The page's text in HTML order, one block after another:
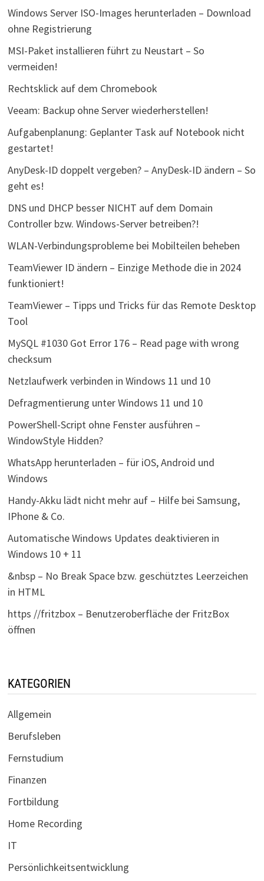
Windows Server ISO-Images herunterladen – Download
ohne Registrierung
MSI-Paket installieren führt zu Neustart – So
vermeiden!
Rechtsklick auf dem Chromebook
Veeam: Backup ohne Server wiederherstellen!
Aufgabenplanung: Geplanter Task auf Notebook nicht
gestartet!
AnyDesk-ID doppelt vergeben? – AnyDesk-ID ändern – So
geht es!
DNS und DHCP besser NICHT auf dem Domain
Controller bzw. Windows-Server betreiben?!
WLAN-Verbindungsprobleme bei Mobilteilen beheben
TeamViewer ID ändern – Einzige Methode die in 2024
funktioniert!
TeamViewer – Tipps und Tricks für das Remote Desktop
Tool
MySQL #1030 Got Error 176 – Read page with wrong
checksum
Netzlaufwerk verbinden in Windows 11 und 10
Defragmentierung unter Windows 11 und 10
PowerShell-Script ohne Fenster ausführen –
WindowStyle Hidden?
WhatsApp herunterladen – für iOS, Android und
Windows
Handy-Akku lädt nicht mehr auf – Hilfe bei Samsung,
IPhone & Co.
Automatische Windows Updates deaktivieren in
Windows 10 + 11
&nbsp – No Break Space bzw. geschütztes Leerzeichen
in HTML
https //fritzbox – Benutzeroberfläche der FritzBox
öffnen
KATEGORIEN
Allgemein
Berufsleben
Fernstudium
Finanzen
Fortbildung
Home Recording
IT
Persönlichkeitsentwicklung